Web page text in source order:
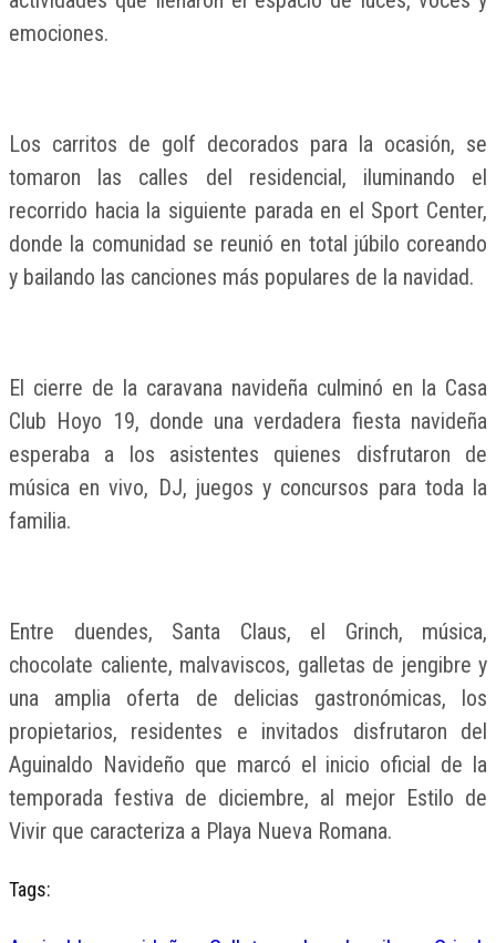
emociones.
Los carritos de golf decorados para la ocasión, se
tomaron las calles del residencial, iluminando el
recorrido hacia la siguiente parada en el Sport Center,
donde la comunidad se reunió en total júbilo coreando
y bailando las canciones más populares de la navidad.
El cierre de la caravana navideña culminó en la Casa
Club Hoyo 19, donde una verdadera fiesta navideña
esperaba a los asistentes quienes disfrutaron de
música en vivo, DJ, juegos y concursos para toda la
familia.
Entre duendes, Santa Claus, el Grinch, música,
chocolate caliente, malvaviscos, galletas de jengibre y
una amplia oferta de delicias gastronómicas, los
propietarios, residentes e invitados disfrutaron del
Aguinaldo Navideño que marcó el inicio oficial de la
temporada festiva de diciembre, al mejor Estilo de
Vivir que caracteriza a Playa Nueva Romana.
Tags: